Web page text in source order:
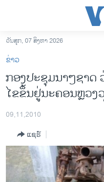
ເຂົ້າ
ຫາ
ຂ້າມ
ຂ້າມ
ຫາ
ອາເມຣິກາ
ການເລືອກຕັ້ງ ປະທານາທີບໍດີ ສະ
ຂ່າວ​ຈີນ
ໂລກ
ເອເຊຍ
ອິດສະຫຼະພາບດ້ານການຂ່າວ
ວັນສຸກ, 07 ສິງຫາ 2026
ຂ່າວ
ກອງ​ປະຊຸ​ມນາໆ​ຊາດ​
ໄຂຂຶ້ນຢູ່​ນະຄອນຫຼວງ
09,11,2010
ແຊຣ໌